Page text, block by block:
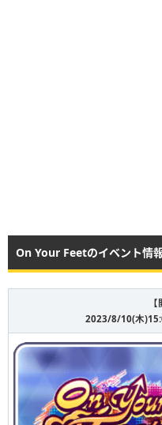
On Your Feetのイベント情
2023/8/10(木